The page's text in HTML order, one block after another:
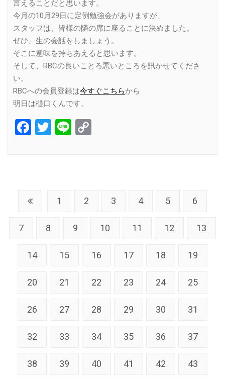
言えることだと思います。
今月の10月29日に定例勉強会がありますが、
スタッフは、皆様の隣の席に座ることに決めました。
ぜひ、生の会話をしましょう。
そこに意味を持ちあえると思います。
そして、RBCの良いことろ悪いところを訊かせてくださ
い。
RBCへの会員登録は今すぐこちらから
明日は樋口くんです。
Facebook
Twitter
Line
1 2 3 4 5 6
7 8 9 10 11 12 13
14 15 16 17 18 19
20 21 22 23 24 25
26 27 28 29 30 31
32 33 34 35 36 37
38 39 40 41 42 43